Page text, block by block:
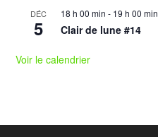
DÉC
5
18 h 00 min - 19 h 00 min
Clair de lune #14
Voir le calendrier